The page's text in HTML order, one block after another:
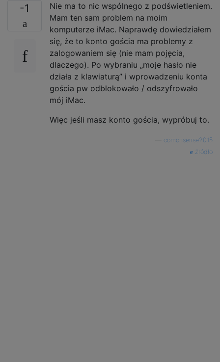
-1
Nie ma to nic wspólnego z podświetleniem.
Mam ten sam problem na moim
komputerze iMac. Naprawdę dowiedziałem
się, że to konto gościa ma problemy z
zalogowaniem się (nie mam pojęcia,
dlaczego). Po wybraniu „moje hasło nie
działa z klawiaturą” i wprowadzeniu konta
gościa pw odblokowało / odszyfrowało
mój iMac.
Więc jeśli masz konto gościa, wypróbuj to.
comonsense2015
źródło